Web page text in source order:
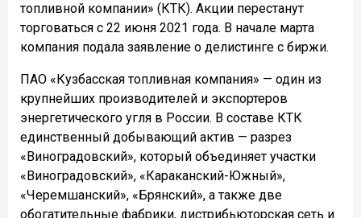
топливной компании» (КТК). Акции перестанут
торговаться с 22 июня 2021 года. В начале марта
компания подала заявление о делистинге с биржи.
ПАО «Кузбасская топливная компания» — один из
крупнейших производителей и экспортеров
энергетического угля в России. В составе КТК
единственный добывающий актив — разрез
«Виноградовский», который объединяет участки
«Виноградовский», «Караканский-Южный»,
«Черемшанский», «Брянский», а также две
обогатительные фабрики, дистрибьюторская сеть и